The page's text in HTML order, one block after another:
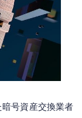
号資産交換業者